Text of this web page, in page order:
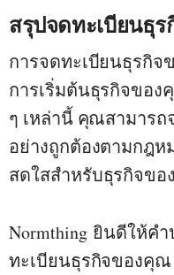
สรุปจดทะเบียนธุร
การจดทะเบียนธุรกิ
การเริ่มต้นธุรกิจขอ
ๆ เหล่านี้ คุณสามาร
อย่างถูกต้องตามกฎห
สดใสสำหรับธุรกิจข
Normthingยินดีให้คำ
ทะเบียนธุรกิจของคุ